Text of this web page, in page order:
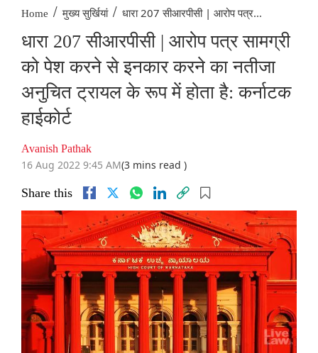
Home / मुख्य सुर्खियां / धारा 207 सीआरपीसी | आरोप पत्र...
धारा 207 सीआरपीसी | आरोप पत्र सामग्री
को पेश करने से इनकार करने का नतीजा
अनुचित ट्रायल के रूप में होता है: कर्नाटक
हाईकोर्ट
Avanish Pathak
16 Aug 2022 9:45 AM(3 mins read )
Share this